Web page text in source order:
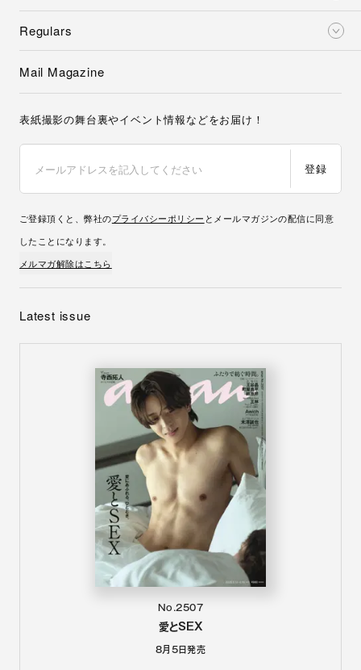
Regulars
Mail Magazine
表紙撮影の舞台裏やイベント情報などをお届け！
登録
ご登録頂くと、弊社のプライバシーポリシー とメールマガジンの配信に同意
したことになります。
メルマガ解除はこちら
Latest issue
No.2507
愛とSEX
8月5日発売